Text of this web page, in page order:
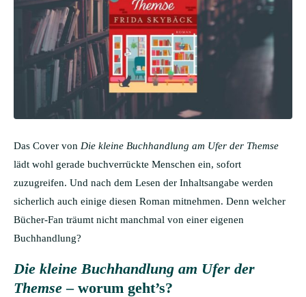
Das Cover von Die kleine Buchhandlung am Ufer der Themse
lädt wohl gerade buchverrückte Menschen ein, sofort
zuzugreifen. Und nach dem Lesen der Inhaltsangabe werden
sicherlich auch einige diesen Roman mitnehmen. Denn welcher
Bücher-Fan träumt nicht manchmal von einer eigenen
Buchhandlung?
Die kleine Buchhandlung am Ufer der
Themse – worum geht’s?